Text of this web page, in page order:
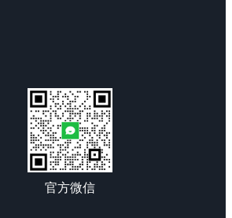
官方微信